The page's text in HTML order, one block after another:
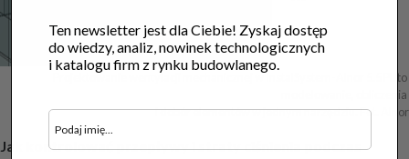
Projektowanie wentylacji mechanicznej w InstalSystem-Alnor 5.5 PL to
modelowanie, obliczenia
i dobór elementów w jednym narzędziu. Fot. Alnor
Jak kontrolować przepływy i straty ciśnienia podczas
Ten newsletter jest dla Ciebie! Zyskaj dostęp
do wiedzy, analiz, nowinek technologicznych
i katalogu firm z rynku budowlanego.